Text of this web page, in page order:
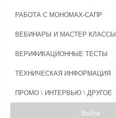
РАБОТА С МОНОМАХ-САПР
ВЕБИНАРЫ И МАСТЕР КЛАССЫ
ВЕРИФИКАЦИОННЫЕ ТЕСТЫ
ТЕХНИЧЕСКАЯ ИНФОРМАЦИЯ
ПРОМО \ ИНТЕРВЬЮ \ ДРУГОЕ
Войти